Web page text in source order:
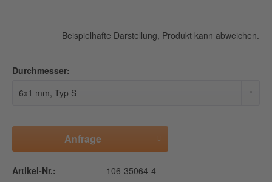
Beispielhafte Darstellung, Produkt kann abweichen.
Durchmesser:
Anfrage
Artikel-Nr.: 106-35064-4